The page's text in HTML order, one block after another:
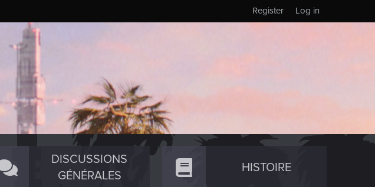
Log in
Register
DISCUSSIONS
GÉNÉRALES
HISTOIRE